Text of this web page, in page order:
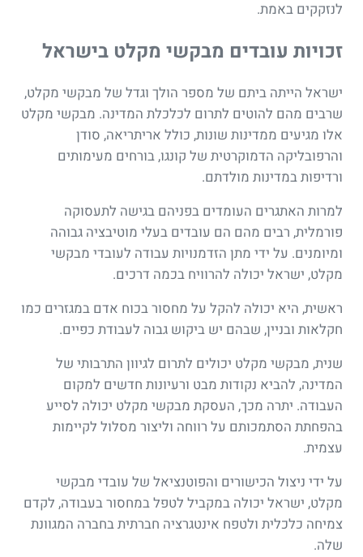
לנזקקים באמת.
זכויות עובדים מבקשי מקלט בישראל
ישראל הייתה ביתם של מספר הולך וגדל של מבקשי מקלט,
שרבים מהם להוטים לתרום לכלכלת המדינה. מבקשי מקלט
אלו מגיעים ממדינות שונות, כולל אריתריאה, סודן
והרפובליקה הדמוקרטית של קונגו, בורחים מעימותים
ורדיפות במדינות מולדתם.
למרות האתגרים העומדים בפניהם בגישה לתעסוקה
פורמלית, רבים מהם הם עובדים בעלי מוטיבציה גבוהה
ומיומנים. על ידי מתן הזדמנויות עבודה לעובדי מבקשי
מקלט, ישראל יכולה להרוויח בכמה דרכים.
ראשית, היא יכולה להקל על מחסור בכוח אדם במגזרים כמו
חקלאות ובניין, שבהם יש ביקוש גבוה לעבודת כפיים.
שנית, מבקשי מקלט יכולים לתרום לגיוון התרבותי של
המדינה, להביא נקודות מבט ורעיונות חדשים למקום
העבודה. יתרה מכך, העסקת מבקשי מקלט יכולה לסייע
בהפחתת הסתמכותם על רווחה וליצור מסלול לקיימות
עצמית.
על ידי ניצול הכישורים והפוטנציאל של עובדי מבקשי
מקלט, ישראל יכולה במקביל לטפל במחסור בעבודה, לקדם
צמיחה כלכלית ולטפח אינטגרציה חברתית בחברה המגוונת
שלה.